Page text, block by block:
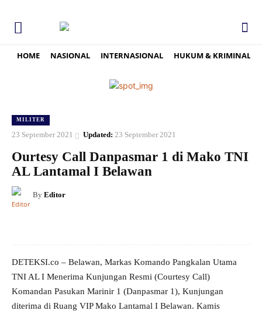
HOME NASIONAL INTERNASIONAL HUKUM & KRIMINAL
MILITER
23 September 2021 Updated: 23 September 2021
Ourtesy Call Danpasmar 1 di Mako TNI
AL Lantamal I Belawan
By Editor
DETEKSI.co – Belawan, Markas Komando Pangkalan Utama
TNI AL I Menerima Kunjungan Resmi (Courtesy Call)
Komandan Pasukan Marinir 1 (Danpasmar 1), Kunjungan
diterima di Ruang VIP Mako Lantamal I Belawan. Kamis